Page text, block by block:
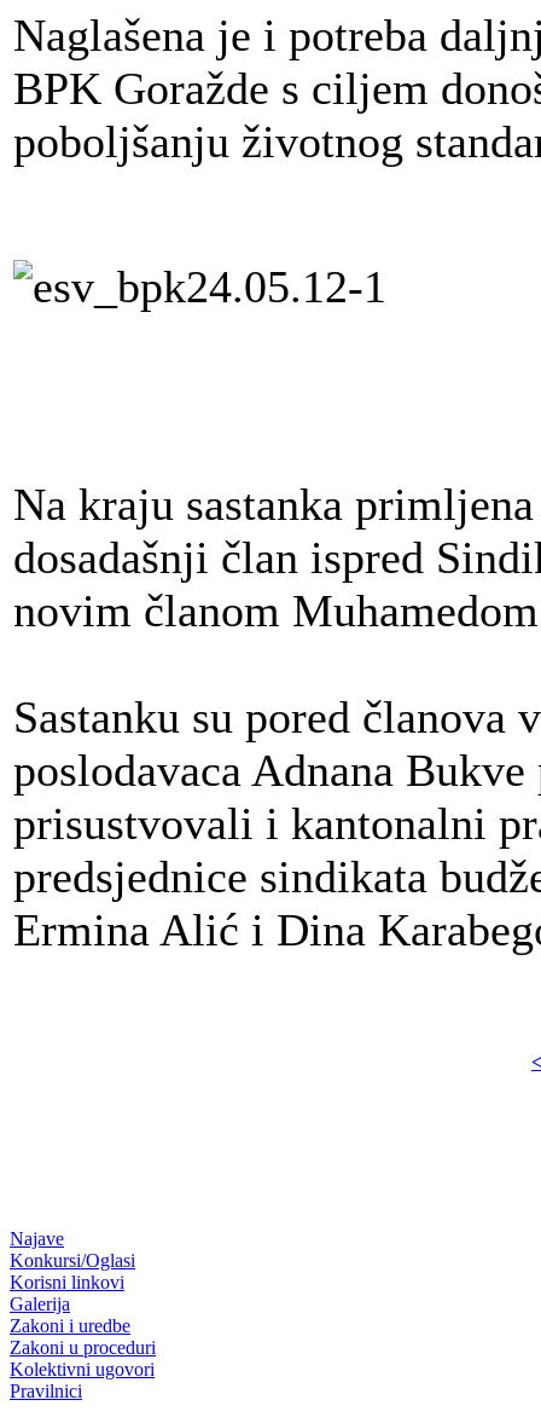
Naglašena je i potreba
BPK Goražde s ciljem
poboljšanju životnog
Na kraju sastanka
dosadašnji član ispred
novim članom
Sastanku su pored članova
poslodavaca Adnana
prisustvovali i kantonalni
predsjednice sindikata
Ermina Alić i Dina
Najave
Konkursi/Oglasi
Korisni linkovi
Galerija
Zakoni i uredbe
Zakoni u proceduri
Kolektivni ugovori
Pravilnici